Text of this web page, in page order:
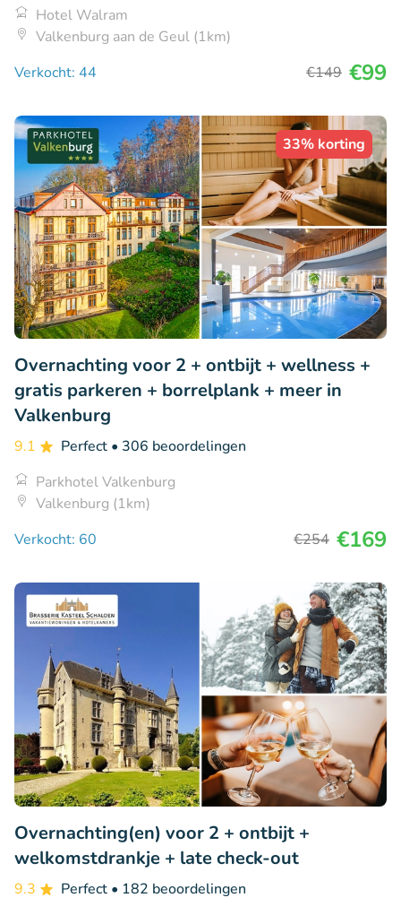
Hotel Walram
Valkenburg aan de Geul (1km)
Verkocht: 44
€149 €99
33% korting
Overnachting voor 2 + ontbijt + wellness +
gratis parkeren + borrelplank + meer in
Valkenburg
9.1 Perfect • 306 beoordelingen
Parkhotel Valkenburg
Valkenburg (1km)
Verkocht: 60
€254 €169
Overnachting(en) voor 2 + ontbijt +
welkomstdrankje + late check-out
9.3 Perfect • 182 beoordelingen